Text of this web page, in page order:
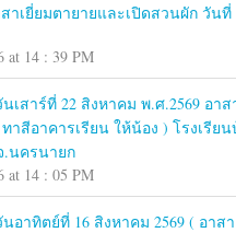
าเยี่ยมตายายและเปิดสวนผัก วันที่
at 14 : 39 PM
เสาร์ที่ 22 สิงหาคม พ.ศ.2569 อา
าสีอาคารเรียน ให้น้อง ) โรงเรีย
.นครนายก
at 14 : 05 PM
อาทิตย์ที่ 16 สิงหาคม 2569 ( อาส